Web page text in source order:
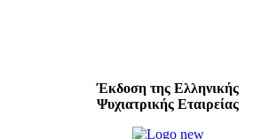
Έκδοση της Ελληνικής
Ψυχιατρικής Εταιρείας